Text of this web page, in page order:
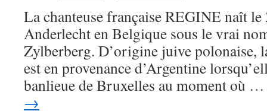
La chanteuse française REGINE naît le
Anderlecht en Belgique sous le vrai
Zylberberg. D’origine juive polonaise,
est en provenance d’Argentine
banlieue de Bruxelles au moment où
→